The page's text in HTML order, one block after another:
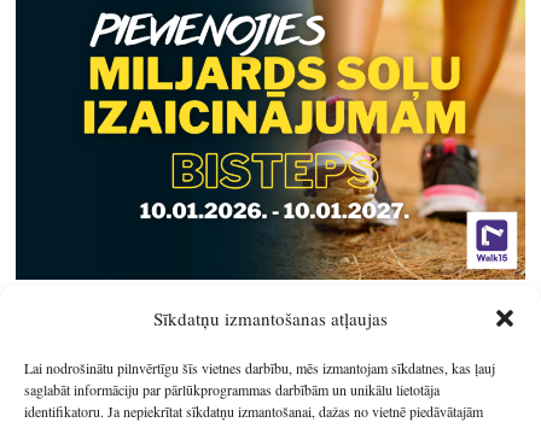
Sīkdatņu izmantošanas atļaujas
Lai nodrošinātu pilnvērtīgu šīs vietnes darbību, mēs izmantojam sīkdatnes, kas ļauj
saglabāt informāciju par pārlūkprogrammas darbībām un unikālu lietotāja
identifikatoru. Ja nepiekrītat sīkdatņu izmantošanai, dažas no vietnē piedāvātajām